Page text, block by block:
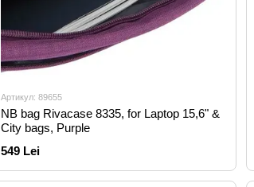
Артикул: 89655
NB bag Rivacase 8335, for Laptop 15,6" &
City bags, Purple
549 Lei